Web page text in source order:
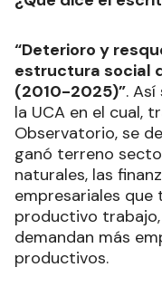
“Deterioro y
estructura social
(2010-2025)”.
la UCA en el cual,
Observatorio, se
ganó terreno
naturales, las
empresariales
productivo
demandan más
productivos.